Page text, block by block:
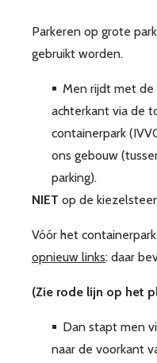
Parkeren op grote
gebruikt worden.
Men rijdt met de
achterkant via de
containerpark
ons gebouw
parking).
NIET op de
Vóór het
opnieuw links: daar
(Zie rode lijn op het
Dan stapt men
naar de voorkant